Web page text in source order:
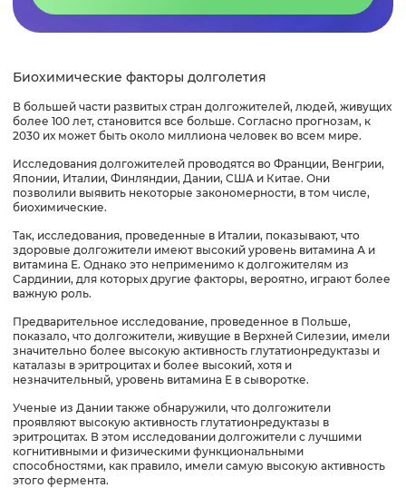
Биохимические факторы долголетия
В большей части развитых стран долгожителей, людей, живущих
более 100 лет, становится все больше. Согласно прогнозам, к
2030 их может быть около миллиона человек во всем мире.
Исследования долгожителей проводятся во Франции, Венгрии,
Японии, Италии, Финляндии, Дании, США и Китае. Они
позволили выявить некоторые закономерности, в том числе,
биохимические.
Так, исследования, проведенные в Италии, показывают, что
здоровые долгожители имеют высокий уровень витамина А и
витамина Е. Однако это неприменимо к долгожителям из
Сардинии, для которых другие факторы, вероятно, играют более
важную роль.
Предварительное исследование, проведенное в Польше,
показало, что долгожители, живущие в Верхней Силезии, имели
значительно более высокую активность глутатионредуктазы и
каталазы в эритроцитах и ​​более высокий, хотя и
незначительный, уровень витамина Е в сыворотке.
Ученые из Дании также обнаружили, что долгожители
проявляют высокую активность глутатионредуктазы в
эритроцитах. В этом исследовании долгожители с лучшими
когнитивными и физическими функциональными
способностями, как правило, имели самую высокую активность
этого фермента.